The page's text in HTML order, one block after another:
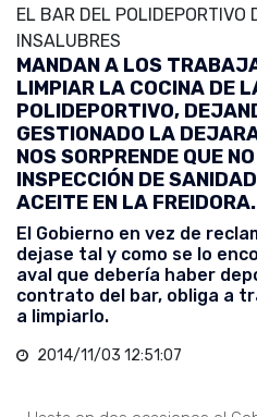
EL BAR DEL POLIDEPORTIVO
INSALUBRES
MANDAN A LOS
LIMPIAR LA COCINA DE
POLIDEPORTIVO,
GESTIONADO LA
NOS SORPRENDE QUE
INSPECCIÓN DE
ACEITE EN LA FREIDORA.
El Gobierno en vez de
dejase tal y como se lo
aval que debería haber
contrato del bar, obliga a
a limpiarlo.
2014/11/03 12:51:07